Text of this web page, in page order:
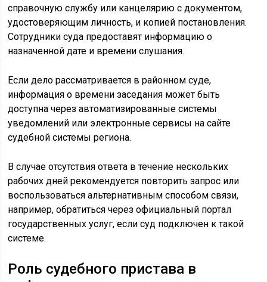
справочную службу или канцелярию с документом,
удостоверяющим личность, и копией постановления.
Сотрудники суда предоставят информацию о
назначенной дате и времени слушания.
Если дело рассматривается в районном суде,
информация о времени заседания может быть
доступна через автоматизированные системы
уведомлений или электронные сервисы на сайте
судебной системы региона.
В случае отсутствия ответа в течение нескольких
рабочих дней рекомендуется повторить запрос или
воспользоваться альтернативным способом связи,
например, обратиться через официальный портал
государственных услуг, если суд подключен к такой
системе.
Роль судебного пристава в